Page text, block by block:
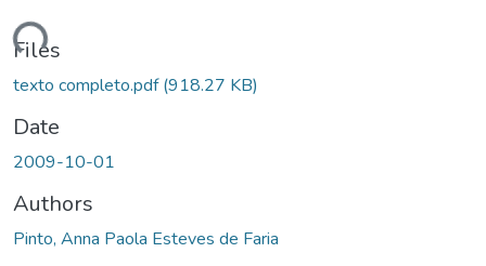
Files
texto completo.pdf(918.27 KB)
Date
2009-10-01
Authors
Pinto, Anna Paola Esteves de Faria